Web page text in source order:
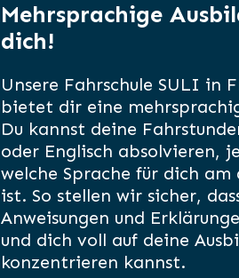
Mehrsprachige
dich!
Unsere Fahrschule SULI in
bietet dir eine
Du kannst deine
oder Englisch absolvieren,
welche Sprache für dich am
ist. So stellen wir sicher,
Anweisungen und
und dich voll auf deine
konzentrieren kannst.